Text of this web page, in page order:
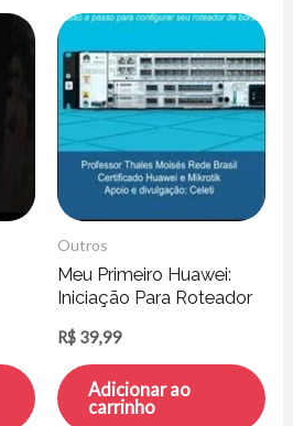
Outros
Meu Primeiro Huawei:
Iniciação Para Roteador
Moisés
R$ 39,99
Adicionar ao
carrinho